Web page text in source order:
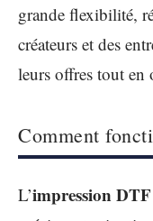
grande flexibilité,
créateurs et des
leurs offres tout en
Comment
L’impression DTF